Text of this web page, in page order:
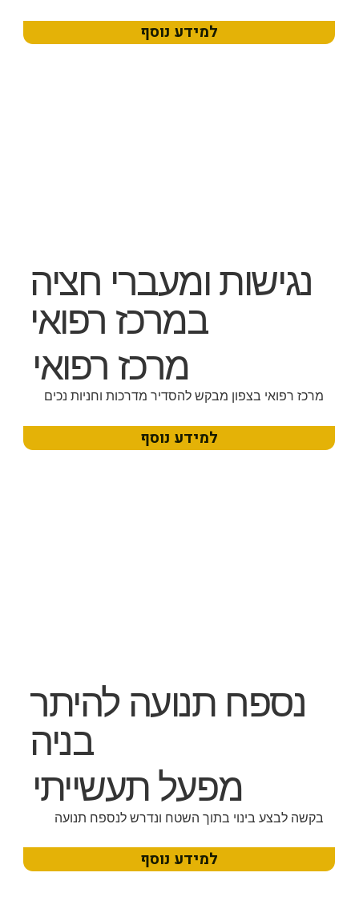
למידע נוסף
נגישות ומעברי חציה
במרכז רפואי
מרכז רפואי
מרכז רפואי בצפון מבקש להסדיר מדרכות וחניות נכים
למידע נוסף
נספח תנועה להיתר
בניה
מפעל תעשייתי
בקשה לבצע בינוי בתוך השטח ונדרש לנספח תנועה
למידע נוסף